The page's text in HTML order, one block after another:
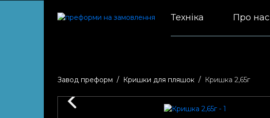
Техніка Про нас
Клієнти
Завод преформ Кришки для пляшок Кришка 2,65г